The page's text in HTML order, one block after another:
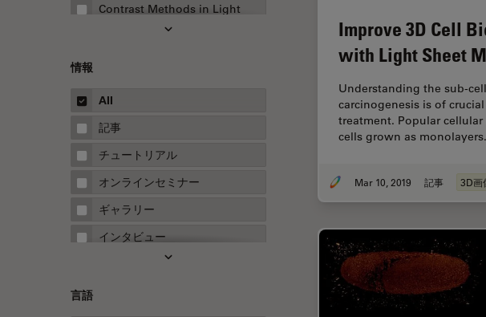
Contrast Methods in Light
FLIM（蛍光寿命イメージング顕
微鏡法）
FluoSync
FRAP
FRET
Fテクニック
情報
All
記事
チュートリアル
オンラインセミナー
ギャラリー
インタビュー
ホワイトぺーパー
言語
Improve 3D Cell
with Light Sheet
Understanding the sub-
carcinogenesis is of
treatment. Popular
cells grown as
Mar 10, 2019 記事 3D画